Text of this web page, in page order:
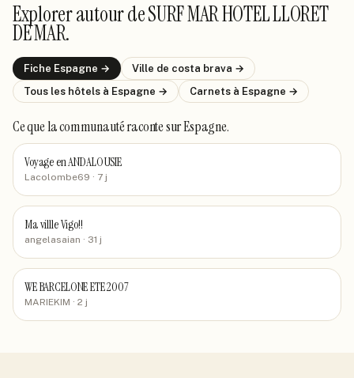
Explorer autour deSURF MAR HOTEL LLORET
DE MAR.
Fiche Espagne → Ville de costa brava →
Tous les hôtels à Espagne → Carnets à Espagne →
Ce que la communauté racontesur Espagne.
Voyage en ANDALOUSIE
Lacolombe69 · 7 j
Ma villle Vigo!!
angelasaian · 31 j
WE BARCELONE ETE 2007
MARIEKIM · 2 j